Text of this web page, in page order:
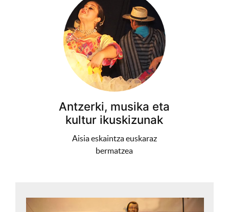
Antzerki, musika eta
kultur ikuskizunak
Aisia eskaintza euskaraz
bermatzea